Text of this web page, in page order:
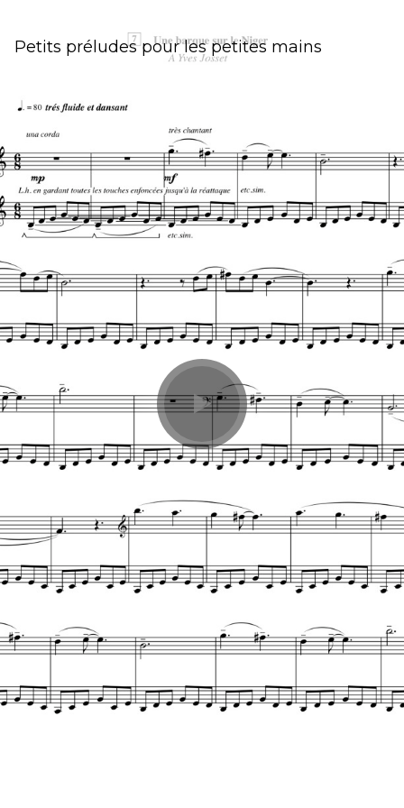
Petits préludes pour les petites mains